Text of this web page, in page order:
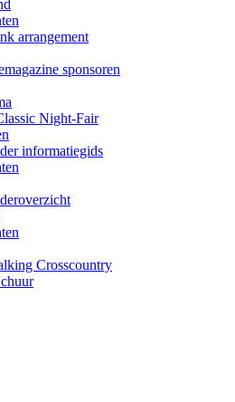
arrangement
sponsoren
Night-Fair
informatiegids
Crosscountry